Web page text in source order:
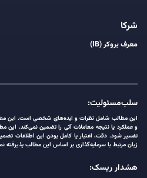
شرکا
معرف بروکر (IB)
سلب‌مسئولیت:
این مطالب شامل نظرات و ایده‌های شخصی است. این
و عملکرد یا نتیجه معاملات آتی را تضمین نمی‌کند. این
تفسیر شود. دقت، اعتبار یا کامل بودن این اطلاعات
زیان مرتبط با سرمایه‌گذاری بر اساس این مطالب پذیرفته
هشدار ریسک: